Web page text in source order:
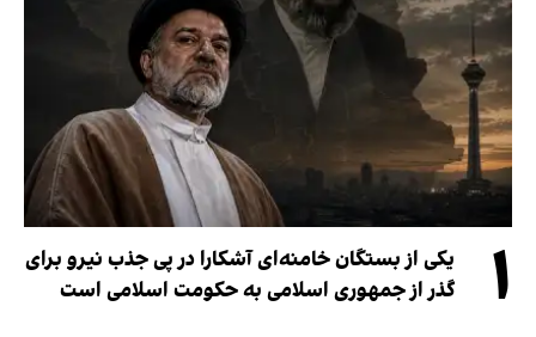
۱
یکی از بستگان خامنه‌ای آشکارا در پی جذب نیرو برای
گذر از جمهوری اسلامی به حکومت اسلامی است